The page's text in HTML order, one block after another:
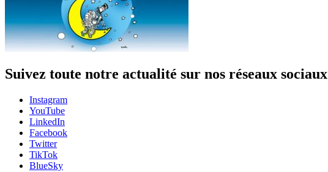
Suivez toute notre actualité sur nos réseaux sociaux
Instagram
YouTube
LinkedIn
Facebook
Twitter
TikTok
BlueSky